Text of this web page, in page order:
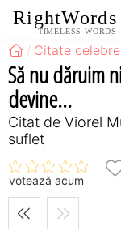
RightWords
TIMELESS WORDS
Citate celebre
Să nu dăruim
devine...
Citat de Viorel
suflet
votează acum